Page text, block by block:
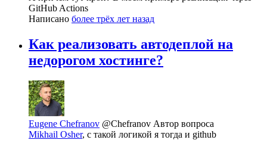
GitHub Actions
Написано более трёх лет назад
Как реализовать автодеплой на
недорогом хостинге?
Eugene Chefranov @Chefranov Автор вопроса
Mikhail Osher, с такой логикой я тогда и github